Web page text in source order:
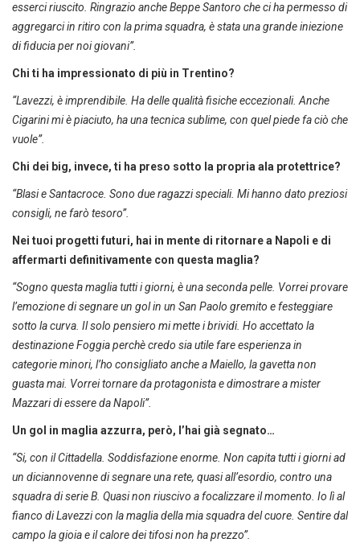
esserci riuscito. Ringrazio anche Beppe Santoro che ci ha permesso di
aggregarci in ritiro con la prima squadra, è stata una grande iniezione
di fiducia per noi giovani”.
Chi ti ha impressionato di più in Trentino?
“Lavezzi, è imprendibile. Ha delle qualità fisiche eccezionali. Anche
Cigarini mi è piaciuto, ha una tecnica sublime, con quel piede fa ciò che
vuole”.
Chi dei big, invece, ti ha preso sotto la propria ala protettrice?
“Blasi e Santacroce. Sono due ragazzi speciali. Mi hanno dato preziosi
consigli, ne farò tesoro”.
Nei tuoi progetti futuri, hai in mente di ritornare a Napoli e di
affermarti definitivamente con questa maglia?
“Sogno questa maglia tutti i giorni, è una seconda pelle. Vorrei provare
l’emozione di segnare un gol in un San Paolo gremito e festeggiare
sotto la curva. Il solo pensiero mi mette i brividi. Ho accettato la
destinazione Foggia perchè credo sia utile fare esperienza in
categorie minori, l’ho consigliato anche a Maiello, la gavetta non
guasta mai. Vorrei tornare da protagonista e dimostrare a mister
Mazzari di essere da Napoli”.
Un gol in maglia azzurra, però, l’hai già segnato…
“Si, con il Cittadella. Soddisfazione enorme. Non capita tutti i giorni ad
un diciannovenne di segnare una rete, quasi all’esordio, contro una
squadra di serie B. Quasi non riuscivo a focalizzare il momento. Io lì al
fianco di Lavezzi con la maglia della mia squadra del cuore. Sentire dal
campo la gioia e il calore dei tifosi non ha prezzo”.